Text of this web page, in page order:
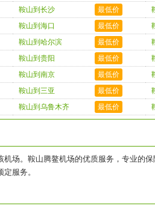
鞍山到长沙 最低价
鞍山到海口 最低价
鞍山到哈尔滨 最低价
鞍山到贵阳 最低价
鞍山到南京 最低价
鞍山到三亚 最低价
鞍山到乌鲁木齐 最低价
场。鞍山腾鳌机场的优质服务，专业的
服务。